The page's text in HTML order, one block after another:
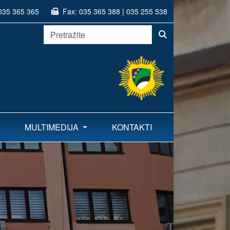
365 365 Fax: 035 365 388 | 035 255 538
MULTIMEDIJA KONTAKTI